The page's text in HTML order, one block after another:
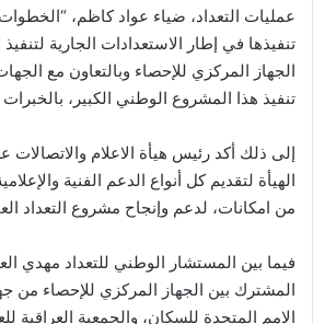
عمليات التعداد، ضياء عواد كاظم،
تنفيذها في إطار الاستعدادات الجارية لتنفيذ
الجهاز المركزي للإحصاء وبالتعاون مع
تنفيذ هذا المشروع الوطني الكبير، بالخبرات
إلى ذلك أكد رئيس هيأة الاعلام والاتصالات
الهيأة لتقديم كل أنواع الدعم الفنية
من امكانات، لدعم وإنجاح مشروع التعداد
فيما بين المستشار الوطني للتعداد مهدي
المشترك بين الجهاز المركزي للإحصاء
الامم المتحدة للسكان، والجمعية العراقية